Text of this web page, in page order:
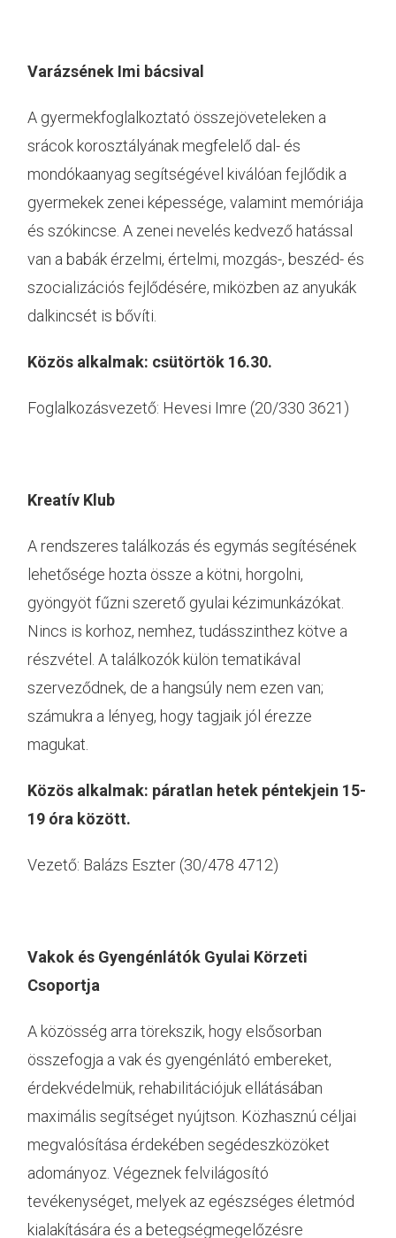
Varázsének Imi bácsival
A gyermekfoglalkoztató összejöveteleken a
srácok korosztályának megfelelő dal- és
mondókaanyag segítségével kiválóan fejlődik a
gyermekek zenei képessége, valamint memóriája
és szókincse. A zenei nevelés kedvező hatással
van a babák érzelmi, értelmi, mozgás-, beszéd- és
szocializációs fejlődésére, miközben az anyukák
dalkincsét is bővíti.
Közös alkalmak: csütörtök 16.30.
Foglalkozásvezető: Hevesi Imre (20/330 3621)
Kreatív Klub
A rendszeres találkozás és egymás segítésének
lehetősége hozta össze a kötni, horgolni,
gyöngyöt fűzni szerető gyulai kézimunkázókat.
Nincs is korhoz, nemhez, tudásszinthez kötve a
részvétel. A találkozók külön tematikával
szerveződnek, de a hangsúly nem ezen van;
számukra a lényeg, hogy tagjaik jól érezze
magukat.
Közös alkalmak: páratlan hetek péntekjein 15-
19 óra között.
Vezető: Balázs Eszter (30/478 4712)
Vakok és Gyengénlátók Gyulai Körzeti
Csoportja
A közösség arra törekszik, hogy elsősorban
összefogja a vak és gyengénlátó embereket,
érdekvédelmük, rehabilitációjuk ellátásában
maximális segítséget nyújtson. Közhasznú céljai
megvalósítása érdekében segédeszközöket
adományoz. Végeznek felvilágosító
tevékenységet, melyek az egészséges életmód
kialakítására és a betegségmegelőzésre